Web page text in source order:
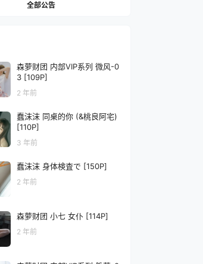
全部公告
森萝财团 内部VIP系列 微风-0
3 [109P]
2 年前
蠢沫沫 同桌的你 (&桃良阿宅)
[110P]
3 年前
蠢沫沫 身体検査で [150P]
2 年前
森萝财团 小七 女仆 [114P]
2 年前